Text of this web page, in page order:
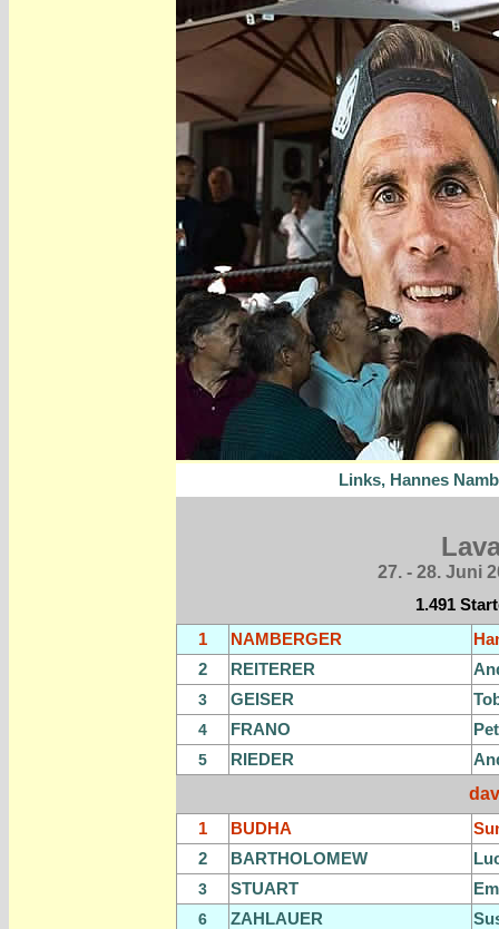
Links, Hannes
27. - 28. Juni
1.491
1
NAMBERGER
2
REITERER
3 GEISER
4 FRANO
5 RIEDER
1
BUDHA
2
BARTHOLOMEW
3 STUART
6 ZAHLAUER